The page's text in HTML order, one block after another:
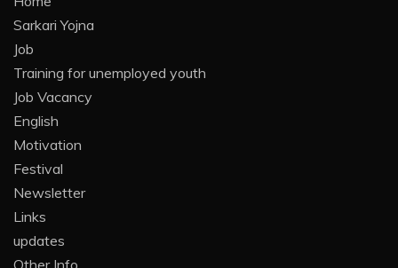
Sarkari Yojna
Job
Training for unemployed youth
Job Vacancy
English
Motivation
Festival
Newsletter
Links
updates